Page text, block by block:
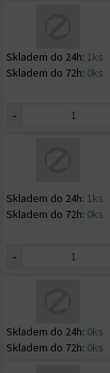
Skladem do 24h: 1ks
Skladem do 72h: 0ks
-
Skladem do 24h: 1ks
Skladem do 72h: 0ks
-
Skladem do 24h: 0ks
Skladem do 72h: 0ks